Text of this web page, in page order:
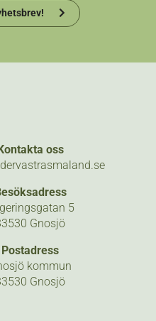
oss
5
Gnosjö
Postadress
kommun
Gnosjö